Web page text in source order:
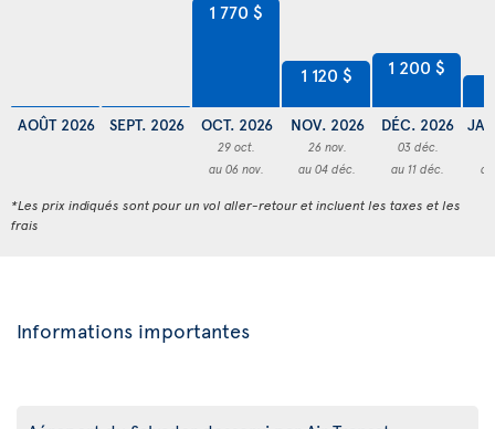
AOÛT 2026 SEPT. 2026
1 770 $
OCT. 2026
29 oct.
au 06 nov.
1 120 $
NOV. 2026
26 nov.
au 04 déc.
1 200 $
DÉC. 2026
03 déc.
au 11 déc.
*Les prix indiqués sont pour un vol aller-retour et incluent les taxes et les
frais
Informations importantes